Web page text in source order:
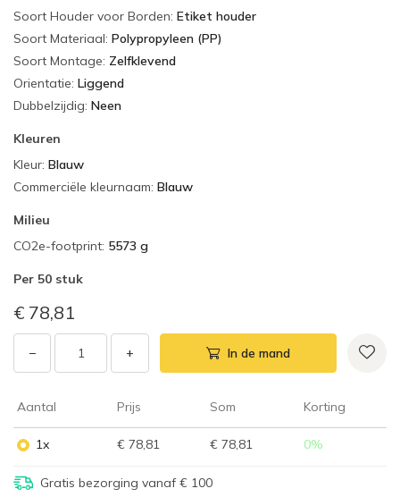
Soort Houder voor Borden: Etiket houder
Soort Materiaal: Polypropyleen (PP)
Soort Montage: Zelfklevend
Orientatie: Liggend
Dubbelzijdig: Neen
Kleuren
Kleur: Blauw
Commerciële kleurnaam: Blauw
Milieu
CO2e-footprint: 5573 g
Per 50 stuk
€ 78,81
− + In de mand
Aantal Prijs Som Korting
1x € 78,81 € 78,81 0%
Gratis bezorging vanaf € 100